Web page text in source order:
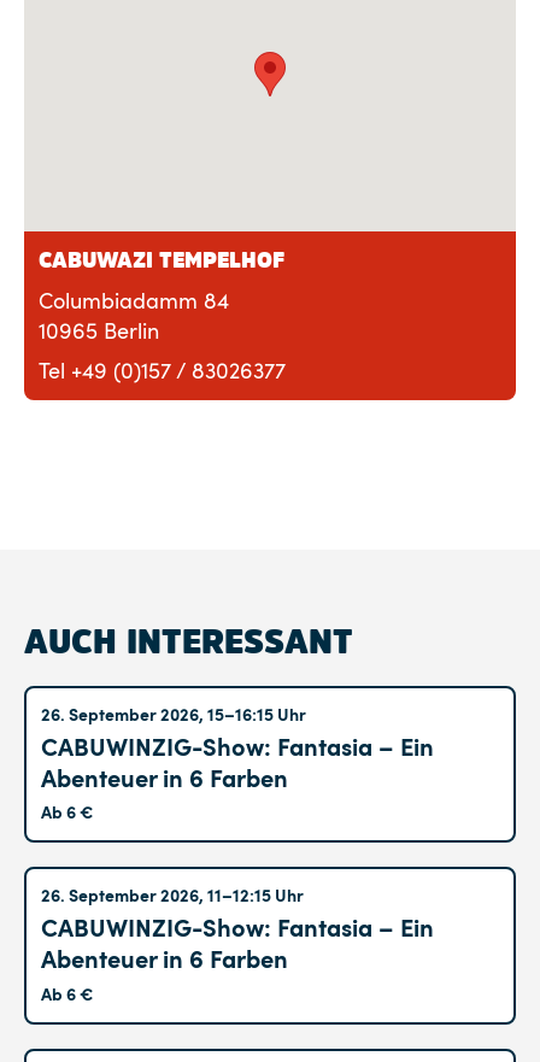
CABUWAZI TEMPELHOF
Columbiadamm 84
10965 Berlin
Tel +49 (0)157 / 83026377
AUCH INTERESSANT
26. September 2026, 15–16:15 Uhr
CABUWINZIG-Show: Fantasia – Ein
Abenteuer in 6 Farben
Ab 6 €
26. September 2026, 11–12:15 Uhr
CABUWINZIG-Show: Fantasia – Ein
Abenteuer in 6 Farben
Ab 6 €